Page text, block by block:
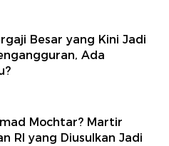
Besar yang Kini Jadi
Ada
Mochtar? Martir
RI yang Diusulkan Jadi